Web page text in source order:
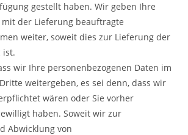
gestellt haben. Wir geben Ihre
der Lieferung beauftragte
weiter, soweit dies zur Lieferung der
ist.
wir Ihre personenbezogenen Daten im
weitergeben, es sei denn, dass wir
wären oder Sie vorher
haben. Soweit wir zur
Abwicklung von